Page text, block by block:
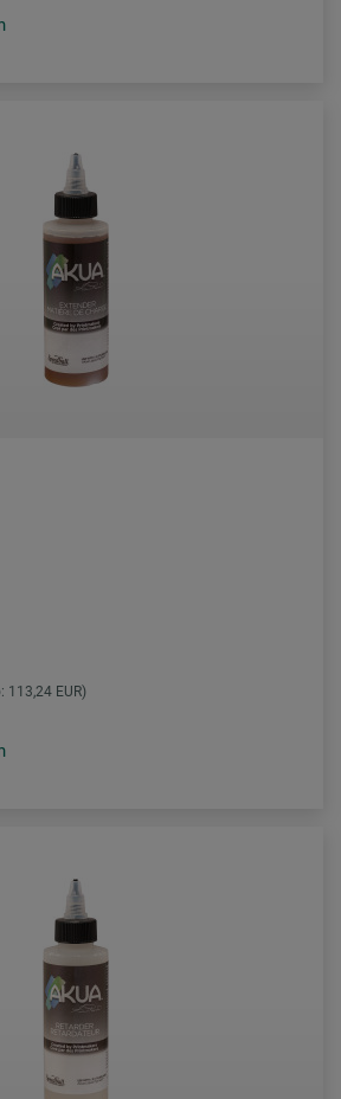
113,24 EUR)